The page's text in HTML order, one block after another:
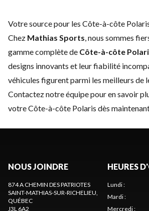
Votre source pour les Côte-à-côte
Chez Mathias Sports, nous sommes
gamme complète de Côte-à-côte
designs innovants et leur fiabilité
véhicules figurent parmi les meilleurs de
Contactez notre équipepour en savoir
votre Côte-à-côte Polaris dès
NOUS JOINDRE
874 A CHEMIN DES PATRIOTES
SAINT-MATHIAS-SUR-RICHELIEU,
QUÉBEC
J3L 6A2
HEURES
Lundi:
Mardi:
Mercredi: